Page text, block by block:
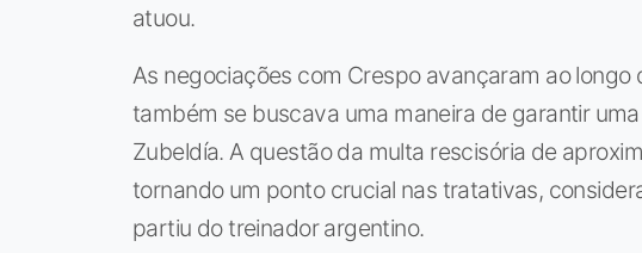
atuou.
As negociações com Crespo avançaram ao longo
também se buscava uma maneira de garantir
Zubeldía. A questão da multa rescisória de
tornando um ponto crucial nas tratativas,
partiu do treinador argentino.